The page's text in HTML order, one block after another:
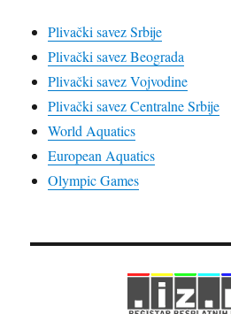
Plivački savez Srbije
Plivački savez Beograda
Plivački savez Vojvodine
Plivački savez Centralne Srbije
World Aquatics
European Aquatics
Olympic Games